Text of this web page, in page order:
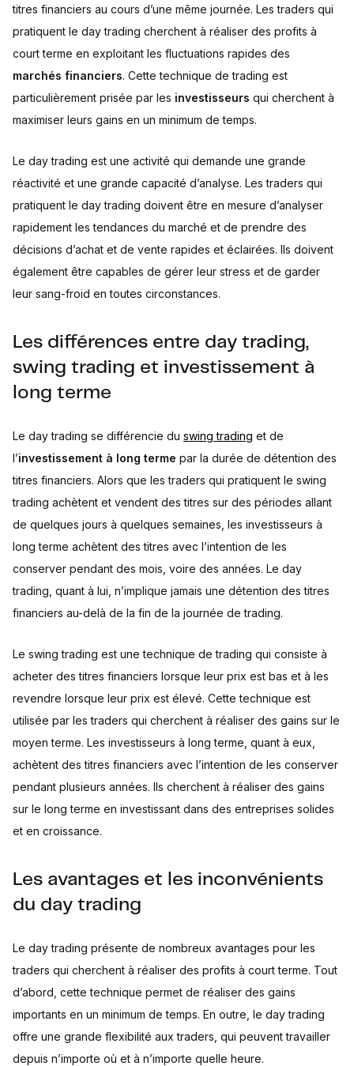
titres financiers au cours d’une même journée. Les traders qui
pratiquent le day trading cherchent à réaliser des profits à
court terme en exploitant les fluctuations rapides des
marchés financiers. Cette technique de trading est
particulièrement prisée par les investisseurs qui cherchent à
maximiser leurs gains en un minimum de temps.
Le day trading est une activité qui demande une grande
réactivité et une grande capacité d’analyse. Les traders qui
pratiquent le day trading doivent être en mesure d’analyser
rapidement les tendances du marché et de prendre des
décisions d’achat et de vente rapides et éclairées. Ils doivent
également être capables de gérer leur stress et de garder
leur sang-froid en toutes circonstances.
Les différences entre day trading,
swing trading et investissement à
long terme
Le day trading se différencie du swing trading et de
l’investissement à long terme par la durée de détention des
titres financiers. Alors que les traders qui pratiquent le swing
trading achètent et vendent des titres sur des périodes allant
de quelques jours à quelques semaines, les investisseurs à
long terme achètent des titres avec l’intention de les
conserver pendant des mois, voire des années. Le day
trading, quant à lui, n’implique jamais une détention des titres
financiers au-delà de la fin de la journée de trading.
Le swing trading est une technique de trading qui consiste à
acheter des titres financiers lorsque leur prix est bas et à les
revendre lorsque leur prix est élevé. Cette technique est
utilisée par les traders qui cherchent à réaliser des gains sur le
moyen terme. Les investisseurs à long terme, quant à eux,
achètent des titres financiers avec l’intention de les conserver
pendant plusieurs années. Ils cherchent à réaliser des gains
sur le long terme en investissant dans des entreprises solides
et en croissance.
Les avantages et les inconvénients
du day trading
Le day trading présente de nombreux avantages pour les
traders qui cherchent à réaliser des profits à court terme. Tout
d’abord, cette technique permet de réaliser des gains
importants en un minimum de temps. En outre, le day trading
offre une grande flexibilité aux traders, qui peuvent travailler
depuis n’importe où et à n’importe quelle heure.